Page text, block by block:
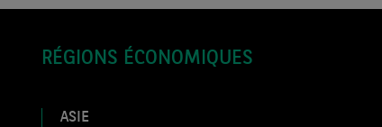
SCÉNARIO ET PRÉVISIONS
Le scénario, les nowcasts et les
RÉGIONS ÉCONOMIQUES
ASIE